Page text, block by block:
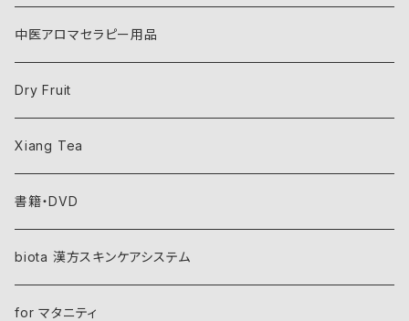
中医アロマセラピー用品
Dry Fruit
Xiang Tea
書籍・DVD
biota 漢方スキンケアシステム
for マタニティ